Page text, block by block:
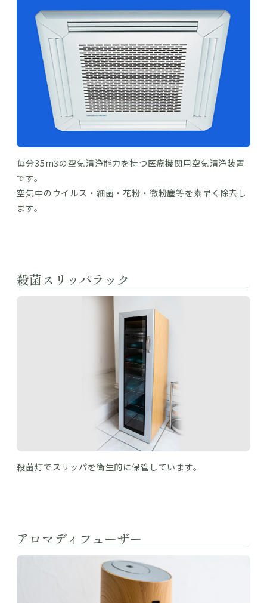
毎分35m3の空気清浄能力を持つ医療機関用空気清浄装置
です。
空気中のウイルス・細菌・花粉・微粉塵等を素早く除去し
ます。
殺菌スリッパラック
殺菌灯でスリッパを衛生的に保管しています。
アロマディフューザー